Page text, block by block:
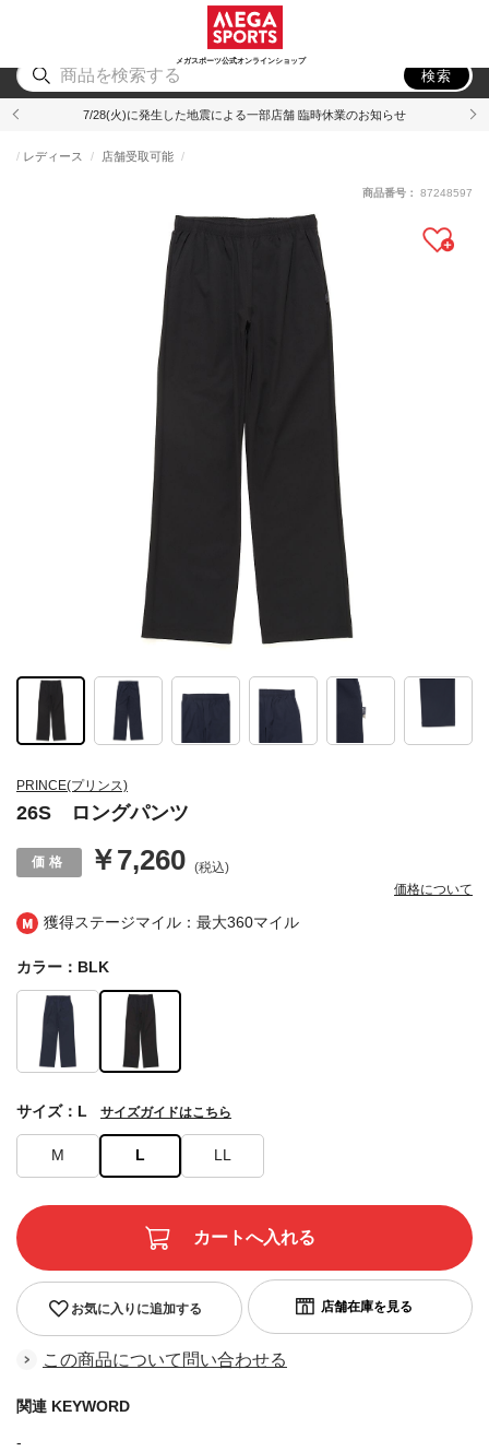
メガスポーツ公式オンラインショップ
アウトドア
検索
7/28(火)に発生した地震による一部店舗 臨時休業のお知らせ
獲得ステージマイル：最大360マイル
PRINCE(プリンス)
26S ロングパンツ
レディース 店舗受取可能
￥7,260 (税込)
価格について
商品番号： 87248597
カラー：BLK
M L LL
サイズ：L サイズガイドはこちら
お気に入りに追加する
この商品について問い合わせる
関連 KEYWORD
-